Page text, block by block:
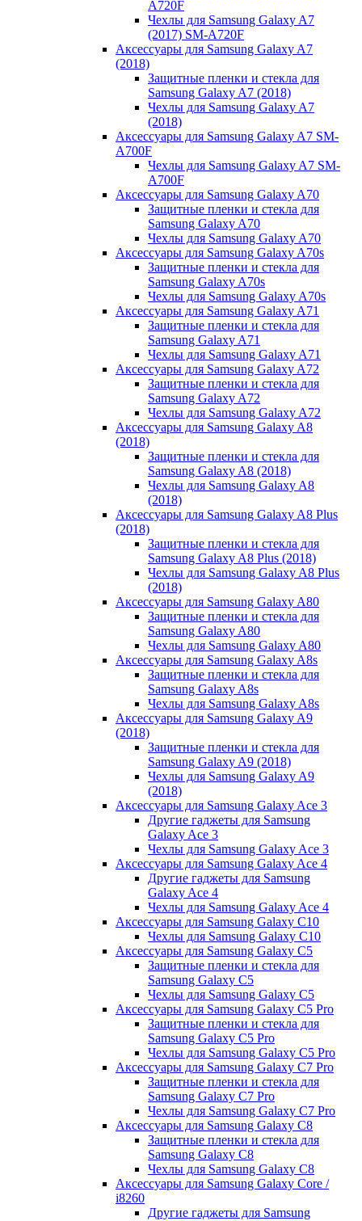
A720F
Чехлы для Samsung Galaxy A7
(2017) SM-A720F
Аксессуары для Samsung Galaxy A7
(2018)
Защитные пленки и стекла для
Samsung Galaxy A7 (2018)
Чехлы для Samsung Galaxy A7
(2018)
Аксессуары для Samsung Galaxy A7 SM-
A700F
Чехлы для Samsung Galaxy A7 SM-
A700F
Аксессуары для Samsung Galaxy A70
Защитные пленки и стекла для
Samsung Galaxy A70
Чехлы для Samsung Galaxy A70
Аксессуары для Samsung Galaxy A70s
Защитные пленки и стекла для
Samsung Galaxy A70s
Чехлы для Samsung Galaxy A70s
Аксессуары для Samsung Galaxy A71
Защитные пленки и стекла для
Samsung Galaxy A71
Чехлы для Samsung Galaxy A71
Аксессуары для Samsung Galaxy A72
Защитные пленки и стекла для
Samsung Galaxy A72
Чехлы для Samsung Galaxy A72
Аксессуары для Samsung Galaxy A8
(2018)
Защитные пленки и стекла для
Samsung Galaxy A8 (2018)
Чехлы для Samsung Galaxy A8
(2018)
Аксессуары для Samsung Galaxy A8 Plus
(2018)
Защитные пленки и стекла для
Samsung Galaxy A8 Plus (2018)
Чехлы для Samsung Galaxy A8 Plus
(2018)
Аксессуары для Samsung Galaxy A80
Защитные пленки и стекла для
Samsung Galaxy A80
Чехлы для Samsung Galaxy A80
Аксессуары для Samsung Galaxy A8s
Защитные пленки и стекла для
Samsung Galaxy A8s
Чехлы для Samsung Galaxy A8s
Аксессуары для Samsung Galaxy A9
(2018)
Защитные пленки и стекла для
Samsung Galaxy A9 (2018)
Чехлы для Samsung Galaxy A9
(2018)
Аксессуары для Samsung Galaxy Ace 3
Другие гаджеты для Samsung
Galaxy Ace 3
Чехлы для Samsung Galaxy Ace 3
Аксессуары для Samsung Galaxy Ace 4
Другие гаджеты для Samsung
Galaxy Ace 4
Чехлы для Samsung Galaxy Ace 4
Аксессуары для Samsung Galaxy C10
Чехлы для Samsung Galaxy C10
Аксессуары для Samsung Galaxy C5
Защитные пленки и стекла для
Samsung Galaxy C5
Чехлы для Samsung Galaxy C5
Аксессуары для Samsung Galaxy C5 Pro
Защитные пленки и стекла для
Samsung Galaxy C5 Pro
Чехлы для Samsung Galaxy C5 Pro
Аксессуары для Samsung Galaxy C7 Pro
Защитные пленки и стекла для
Samsung Galaxy C7 Pro
Чехлы для Samsung Galaxy C7 Pro
Аксессуары для Samsung Galaxy C8
Защитные пленки и стекла для
Samsung Galaxy C8
Чехлы для Samsung Galaxy C8
Аксессуары для Samsung Galaxy Core /
i8260
Другие гаджеты для Samsung